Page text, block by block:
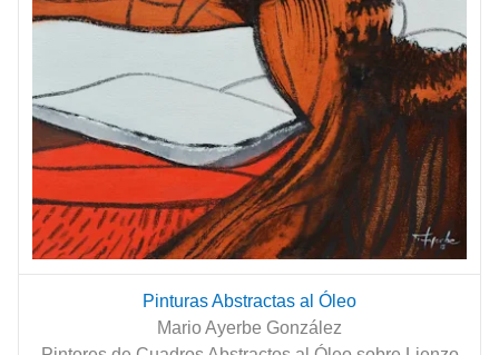
Pinturas Abstractas al Óleo
Mario Ayerbe González